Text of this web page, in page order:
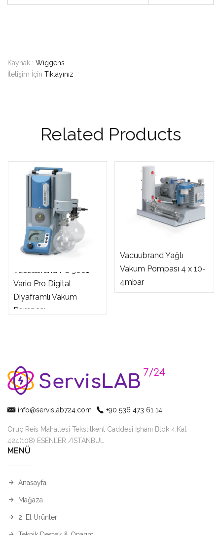
Kaynak : Wiggens
İletişim İçin Tıklayınız
Related Products
Vacuubrand PC 3001
Vario Pro Digital
Diyaframlı Vakum
Pompası
Vacuubrand Yağlı
Vakum Pompası 4 x 10-
4mbar
info@servislab724.com +90 536 473 61 14
Oruç Reis Mahallesi Tekstilkent Caddesi İşhanı Blok 4.Kat
424(108) ESENLER /İSTANBUL
MENÜ
Anasayfa
Mağaza
2. El Ürünler